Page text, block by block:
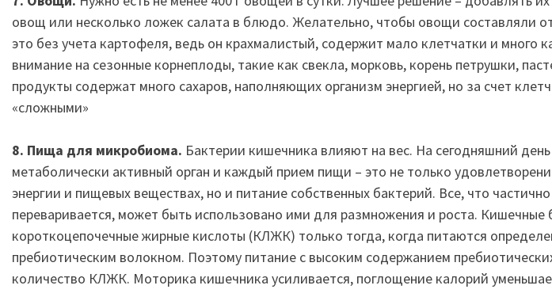
овощ или несколько ложек салата в блюдо. Желательно, чтобы овощи составляли
это без учета картофеля, ведь он крахмалистый, содержит мало клетчатки и много
внимание на сезонные корнеплоды, такие как свекла, морковь, корень петрушки,
продукты содержат много сахаров, наполняющих организм энергией, но за счет
«сложными»
8. Пища для микробиома. Бактерии кишечника влияют на вес. На сегодняшний
метаболически активный орган и каждый прием пищи – это не только
энергии и пищевых веществах, но и питание собственных бактерий. Все, что
переваривается, может быть использовано ими для размножения и роста. Кишечные
короткоцепочечные жирные кислоты (КЛЖК) только тогда, когда питаются
пребиотическим волокном. Поэтому питание с высоким содержанием
количество КЛЖК. Моторика кишечника усиливается, поглощение калорий